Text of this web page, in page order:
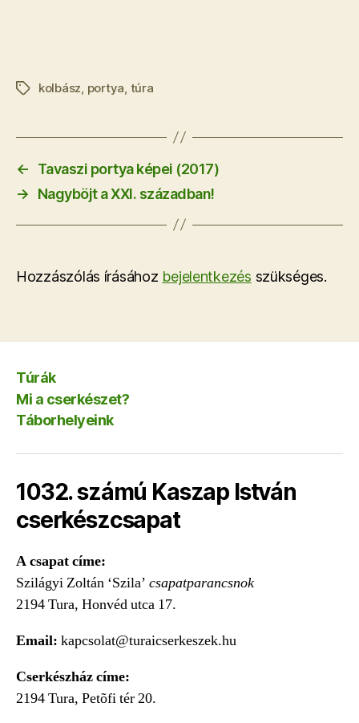
Címkékkolbász portya túra
←
Tavaszi portya képei (2017)
→
Nagyböjt a XXI. században!
Hozzászólás írásához bejelentkezés szükséges.
Túrák
Mi a cserkészet?
Táborhelyeink
1032. számú Kaszap István
cserkészcsapat
A csapat címe:
Szilágyi Zoltán ‘Szila’ csapatparancsnok
2194 Tura, Honvéd utca 17.
Email: kapcsolat@turaicserkeszek.hu
Cserkészház címe:
2194 Tura, Petõfi tér 20.